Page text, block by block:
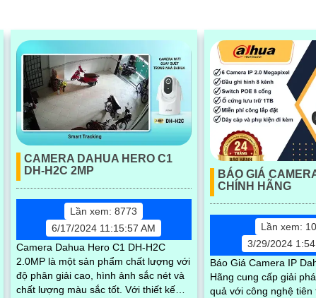
CAMERA DAHUA HERO C1
DH-H2C 2MP
Lần xem: 8773
6/17/2024 11:15:57 AM
Camera Dahua Hero C1 DH-H2C
2.0MP là một sản phẩm chất lượng với
độ phân giải cao, hình ảnh sắc nét và
chất lượng màu sắc tốt. Với thiết kế
BÁO GIÁ
CHÍNH HÃNG
Lần xem:
3/29/2024
Báo Giá Camera IP
Hãng cung cấp giải
quả với công nghệ tiên